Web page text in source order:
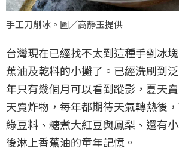
手工刀削冰。圖／高靜玉提供
台灣現在已經找不太到這種手剉冰
蕉油及乾料的小攤了。已經洗刷到
年只有幾個月可以看到蹤影，夏天
天賣炸物，每年都期待天氣轉熱後
綠豆料、糖煮大紅豆與鳳梨、還有
後淋上香蕉油的童年記憶。